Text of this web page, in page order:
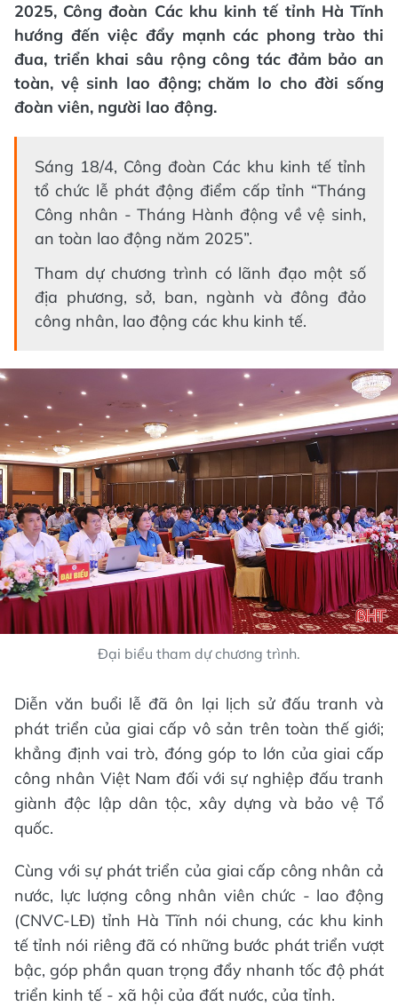
2025, Công đoàn Các khu kinh tế tỉnh Hà Tĩnh
hướng đến việc đẩy mạnh các phong trào thi
đua, triển khai sâu rộng công tác đảm bảo an
toàn, vệ sinh lao động; chăm lo cho đời sống
đoàn viên, người lao động.
Sáng 18/4, Công đoàn Các khu kinh tế tỉnh
tổ chức lễ phát động điểm cấp tỉnh “Tháng
Công nhân - Tháng Hành động về vệ sinh,
an toàn lao động năm 2025”.
Tham dự chương trình có lãnh đạo một số
địa phương, sở, ban, ngành và đông đảo
công nhân, lao động các khu kinh tế.
Đại biểu tham dự chương trình.
Diễn văn buổi lễ đã ôn lại lịch sử đấu tranh và
phát triển của giai cấp vô sản trên toàn thế giới;
khẳng định vai trò, đóng góp to lớn của giai cấp
công nhân Việt Nam đối với sự nghiệp đấu tranh
giành độc lập dân tộc, xây dựng và bảo vệ Tổ
quốc.
Cùng với sự phát triển của giai cấp công nhân cả
nước, lực lượng công nhân viên chức - lao động
(CNVC-LĐ) tỉnh Hà Tĩnh nói chung, các khu kinh
tế tỉnh nói riêng đã có những bước phát triển vượt
bậc, góp phần quan trọng đẩy nhanh tốc độ phát
triển kinh tế - xã hội của đất nước, của tỉnh.